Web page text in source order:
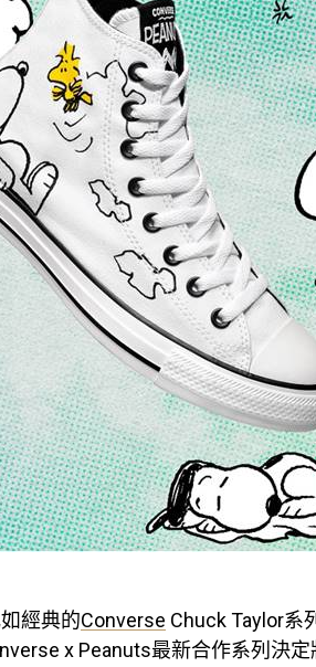
經典的Converse Chuck Taylor系
x Peanuts最新合作系列決